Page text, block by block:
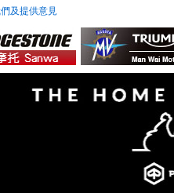
及提供意見